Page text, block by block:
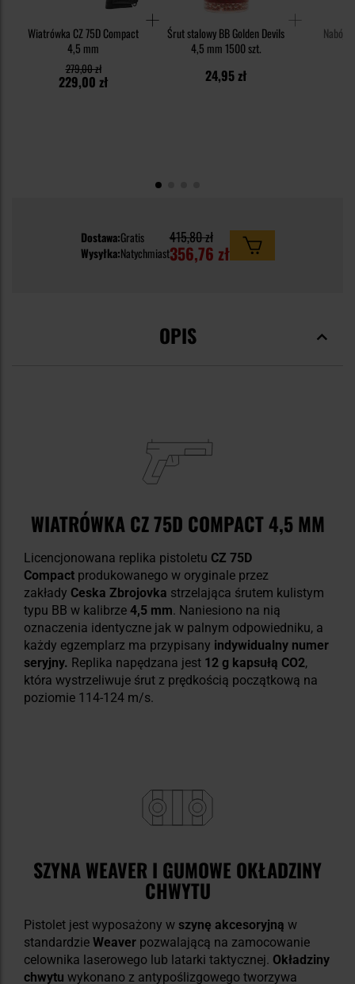
Wiatrówka CZ 75D Compact
4,5 mm
229,00 zł
279,00 zł
Śrut stalowy BB Golden Devils
4,5 mm 1500 szt.
24,95 zł
Nabój
Dostawa:Gratis
Wysyłka:Natychmiast
415,80 zł
356,76 zł
OPIS
WIATRÓWKA CZ 75D COMPACT 4,5 MM
Licencjonowana replika pistoletu CZ 75D
Compact produkowanego w oryginale przez
zakłady Ceska Zbrojovka strzelająca śrutem kulistym
typu BB w kalibrze 4,5 mm. Naniesiono na nią
oznaczenia identyczne jak w palnym odpowiedniku, a
każdy egzemplarz ma przypisany indywidualny numer
seryjny. Replika napędzana jest 12 g kapsułą CO2,
która wystrzeliwuje śrut z prędkością początkową na
poziomie 114-124 m/s.
SZYNA WEAVER I GUMOWE OKŁADZINY
CHWYTU
Pistolet jest wyposażony w szynę akcesoryjną w
standardzie Weaver pozwalającą na zamocowanie
celownika laserowego lub latarki taktycznej. Okładziny
chwytu wykonano z antypoślizgowego tworzywa